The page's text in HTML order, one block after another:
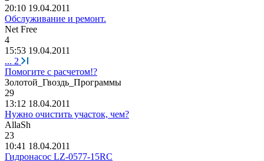
20:10 19.04.2011
Обслуживание и ремонт.
Net Free
4
15:53 19.04.2011
... 2
Помогите с расчетом!?
Золотой Гвоздь Программы
29
13:12 18.04.2011
Нужно очистить участок, чем?
AllaSh
23
10:41 18.04.2011
Гидронасос LZ-0577-15RC